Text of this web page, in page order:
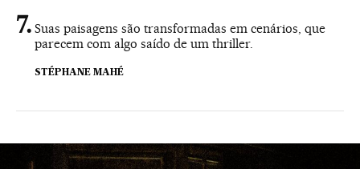
Suas paisagens são transformadas em cenários, que
parecem com algo saído de um thriller.
STÉPHANE MAHÉ